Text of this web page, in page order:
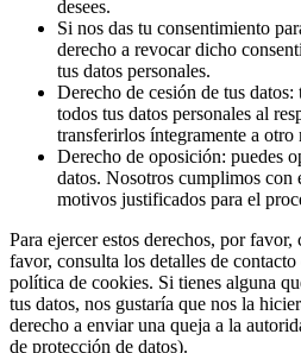
desees.
Si nos das tu consentimiento
derecho a revocar dicho
tus datos personales.
Derecho de cesión de tus
todos tus datos personales al
transferirlos íntegramente a otro
Derecho de oposición: puedes
datos. Nosotros cumplimos con
motivos justificados para el
Para ejercer estos derechos, por
favor, consulta los detalles de
política de cookies. Si tienes alguna
tus datos, nos gustaría que nos la
derecho a enviar una queja a la
de protección de datos).